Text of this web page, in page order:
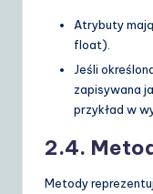
Atrybuty
float).
Jeśli
zapisywana
przykład w
2.4.
Metody